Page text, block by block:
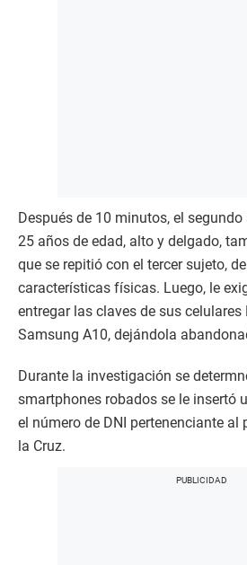
Después de 10 minutos, el
25 años de edad, alto y delgado,
que se repitió con el tercer sujeto,
características físicas. Luego, le
entregar las claves de sus celulares
Samsung A10, dejándola
Durante la investigación se
smartphones robados se le insertó
el número de DNI pertenenciante al
la Cruz.